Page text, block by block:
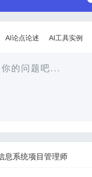
AI论点论述 AI工具实例
息系统项目管理师